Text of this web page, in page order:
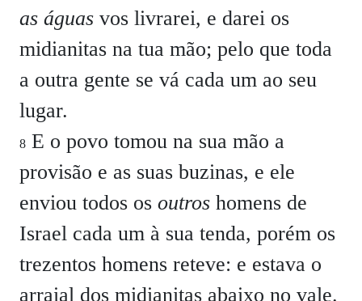
as águas vos livrarei, e darei os
midianitas na tua mão; pelo que toda
a outra gente se vá cada um ao seu
lugar.
8 E o povo tomou na sua mão a
provisão e as suas buzinas, e ele
enviou todos os outros homens de
Israel cada um à sua tenda, porém os
trezentos homens reteve: e estava o
arraial dos midianitas abaixo no vale.